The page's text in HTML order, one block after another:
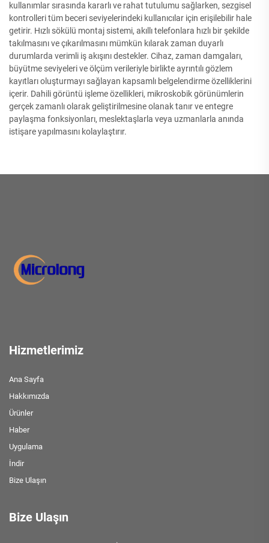
kullanımlar sırasında kararlı ve rahat tutulumu sağlarken, sezgisel
kontrolleri tüm beceri seviyelerindeki kullanıcılar için erişilebilir hale
getirir. Hızlı sökülü montaj sistemi, akıllı telefonlara hızlı bir şekilde
takılmasını ve çıkarılmasını mümkün kılarak zaman duyarlı
durumlarda verimli iş akışını destekler. Cihaz, zaman damgaları,
büyütme seviyeleri ve ölçüm verileriyle birlikte ayrıntılı gözlem
kayıtları oluşturmayı sağlayan kapsamlı belgelendirme özelliklerini
içerir. Dahili görüntü işleme özellikleri, mikroskobik görünümlerin
gerçek zamanlı olarak geliştirilmesine olanak tanır ve entegre
paylaşma fonksiyonları, meslektaşlarla veya uzmanlarla anında
istişare yapılmasını kolaylaştırır.
Hizmetlerimiz
Ana Sayfa
Hakkımızda
Ürünler
Haber
Uygulama
İndir
Bize Ulaşın
Bize Ulaşın